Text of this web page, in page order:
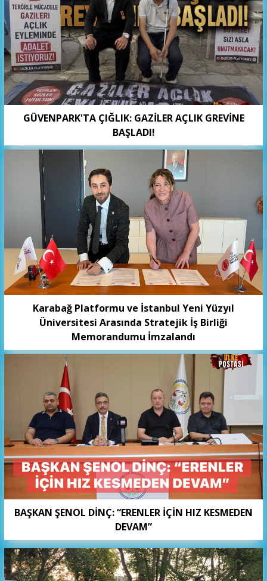
GÜVENPARK'TA ÇIĞLIK: GAZİLER AÇLIK GREVİNE
BAŞLADI!
Karabağ Platformu ve İstanbul Yeni Yüzyıl
Üniversitesi Arasında Stratejik İş Birliği
Memorandumu İmzalandı
BAŞKAN ŞENOL DİNÇ: “ERENLER İÇİN HIZ KESMEDEN
DEVAM”